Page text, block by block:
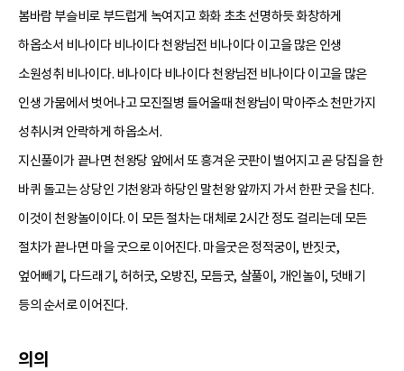
봄바람 부슬비로 부드럽게 녹여지고 화화 초초 선명하듯 화창하게
하옵소서 비나이다 비나이다 천왕님전 비나이다 이고을 많은 인생
소원성취 비나이다. 비나이다 비나이다 천왕님전 비나이다 이고을 많은
인생 가뭄에서 벗어나고 모진질병 들어올때 천왕님이 막아주소 천만가지
성취시켜 안락하게 하옵소서.
지신풀이가 끝나면 천왕당 앞에서 또 흥겨운 굿판이 벌어지고 곧 당집을 한
바퀴 돌고는 상당인 기천왕과 하당인 말천왕 앞까지 가서 한판 굿을 친다.
이것이 천왕놀이이다. 이 모든 절차는 대체로 2시간 정도 걸리는데 모든
절차가 끝나면 마을 굿으로 이어진다. 마을굿은 정적궁이, 반짓굿,
엎어빼기, 다드래기, 허허굿, 오방진, 모듬굿, 살풀이, 개인놀이, 덧배기
등의 순서로 이어진다.
의의